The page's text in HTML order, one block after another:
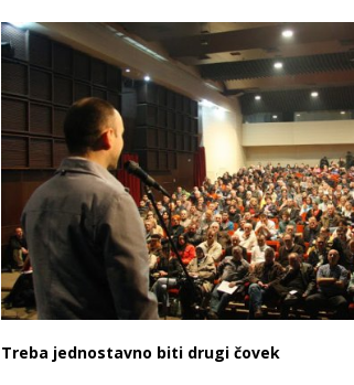
Treba jednostavno biti drugi čovek